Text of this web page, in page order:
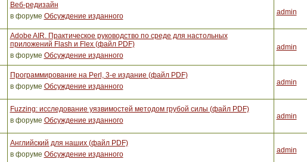
Веб-редизайн
в форуме Обсуждение изданного admin
Adobe AIR. Практическое руководство по среде для настольных
приложений Flash и Flex (файл PDF)
в форуме Обсуждение изданного
admin
Программирование на Perl, 3-е издание (файл PDF)
в форуме Обсуждение изданного admin
Fuzzing: исследование уязвимостей методом грубой силы (файл PDF)
в форуме Обсуждение изданного admin
Английский для наших (файл PDF)
в форуме Обсуждение изданного admin